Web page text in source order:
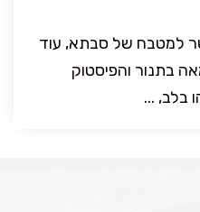
למטבח של סבתא, עוד
בתנור והפיסטוק
בלב, ...